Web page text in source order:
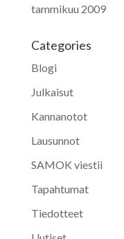
tammikuu 2009
Categories
Blogi
Julkaisut
Kannanotot
Lausunnot
SAMOK viestii
Tapahtumat
Tiedotteet